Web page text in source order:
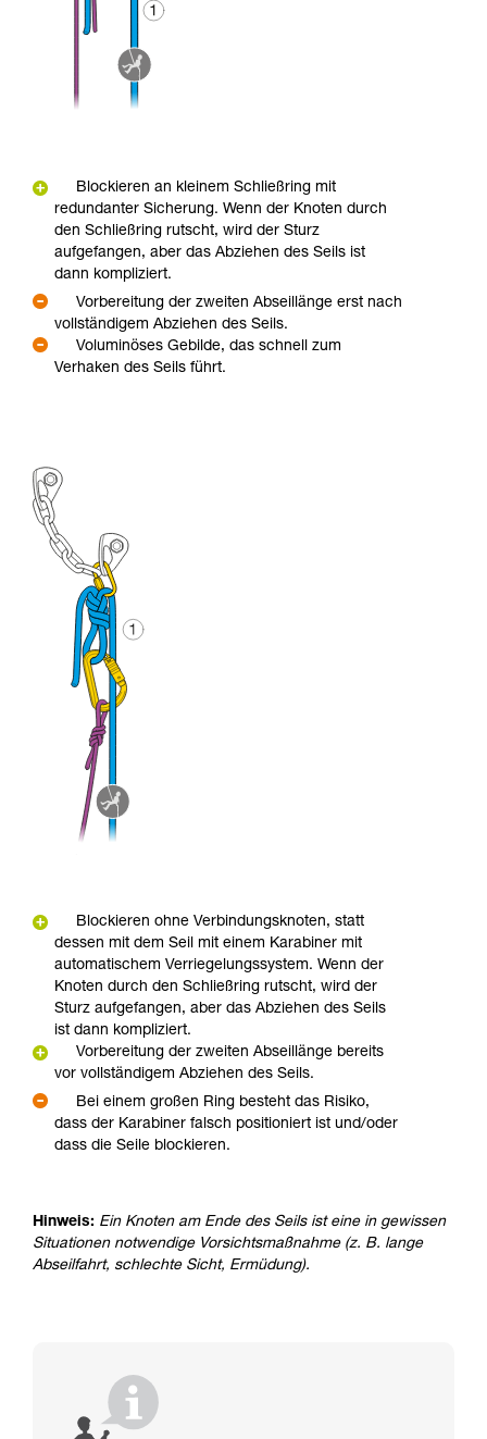
Blockieren an kleinem Schließring mit
redundanter Sicherung. Wenn der Knoten durch
den Schließring rutscht, wird der Sturz
aufgefangen, aber das Abziehen des Seils ist
dann kompliziert.
Vorbereitung der zweiten Abseillänge erst nach
vollständigem Abziehen des Seils.
Voluminöses Gebilde, das schnell zum
Verhaken des Seils führt.
Blockieren ohne Verbindungsknoten, statt
dessen mit dem Seil mit einem Karabiner mit
automatischem Verriegelungssystem. Wenn der
Knoten durch den Schließring rutscht, wird der
Sturz aufgefangen, aber das Abziehen des Seils
ist dann kompliziert.
Vorbereitung der zweiten Abseillänge bereits
vor vollständigem Abziehen des Seils.
Bei einem großen Ring besteht das Risiko,
dass der Karabiner falsch positioniert ist und/oder
dass die Seile blockieren.
Hinweis: Ein Knoten am Ende des Seils ist eine in gewissen
Situationen notwendige Vorsichtsmaßnahme (z. B. lange
Abseilfahrt, schlechte Sicht, Ermüdung).